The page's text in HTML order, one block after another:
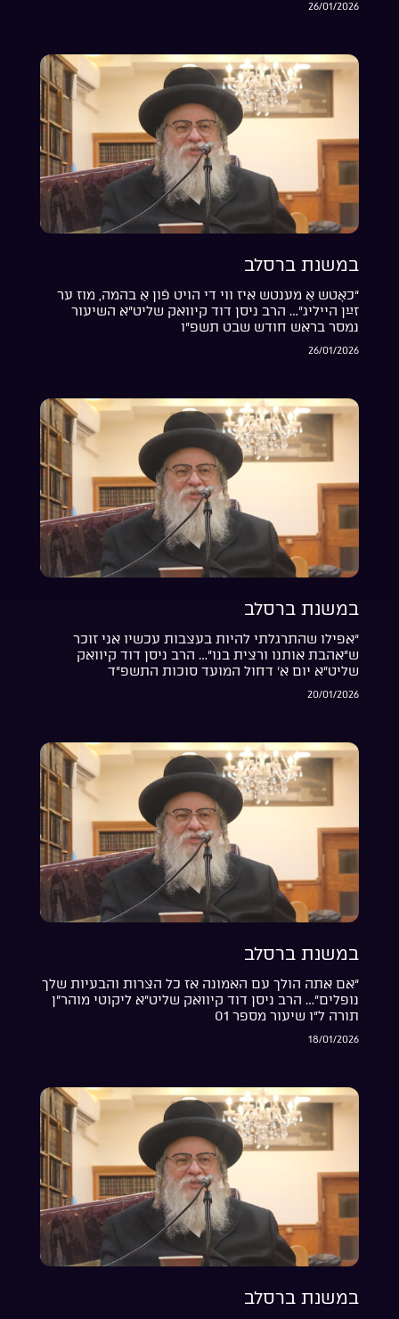
26/01/2026
במשנת ברסלב
“כאָטש אַ מענטש איז ווי די הויט פֿון אַ בהמה, מוז ער
זײַן הייליג”… הרב ניסן דוד קיוואק שליט”א השיעור
נמסר בראש חודש שבט תשפ”ו
26/01/2026
במשנת ברסלב
“אפילו שהתרגלתי להיות בעצבות עכשיו אני זוכר
ש”אהבת אותנו ורצית בנו”… הרב ניסן דוד קיוואק
שליט”א יום א’ דחול המועד סוכות התשפ”ד
20/01/2026
במשנת ברסלב
“אם אתה הולך עם האמונה אז כל הצרות והבעיות שלך
נופלים”… הרב ניסן דוד קיוואק שליט”א ליקוטי מוהר”ן
תורה ל”ו שיעור מספר 01
18/01/2026
במשנת ברסלב